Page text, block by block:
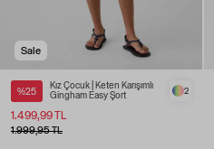
Sale
%25
Kız Çocuk | Keten Karışımlı
Gingham Easy Şort
1.499,99 TL
2
1.999,95 TL